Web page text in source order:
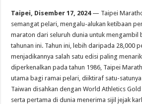
Taipei, Disember 17, 2024— Taipei
semangat pelari, mengalu-alukan ketibaan
maraton dari seluruh dunia untuk mengambil
tahunan ini. Tahun ini, lebih daripada 28,000
menjadikannya salah satu edisi paling
diperkenalkan pada tahun 1986, Taipei
utama bagi ramai pelari, diiktiraf satu-
Taiwan disahkan dengan World Athletics Gold
serta pertama di dunia menerima sijil jejak